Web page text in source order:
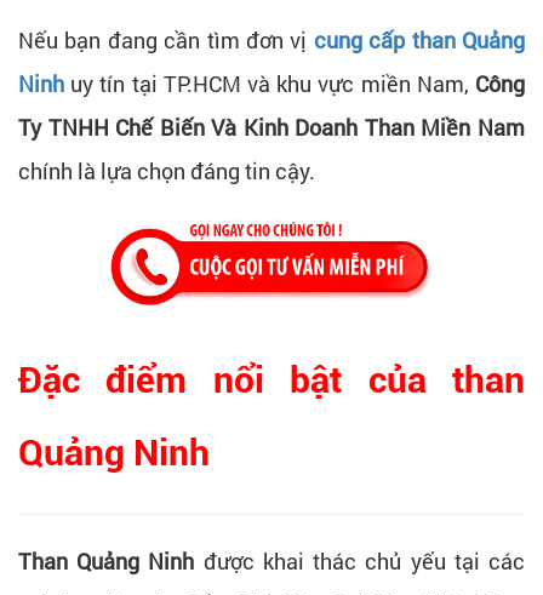
Nếu bạn đang cần tìm đơn vị cung cấp than Quảng
Ninh uy tín tại TP.HCM và khu vực miền Nam, Công
Ty TNHH Chế Biến Và Kinh Doanh Than Miền Nam
chính là lựa chọn đáng tin cậy.
Đặc điểm nổi bật của than
Quảng Ninh
Than Quảng Ninh được khai thác chủ yếu tại các